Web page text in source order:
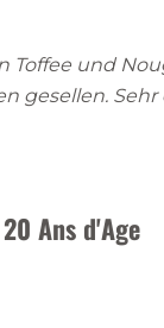
Toffee und
gesellen.
Ans d'Age